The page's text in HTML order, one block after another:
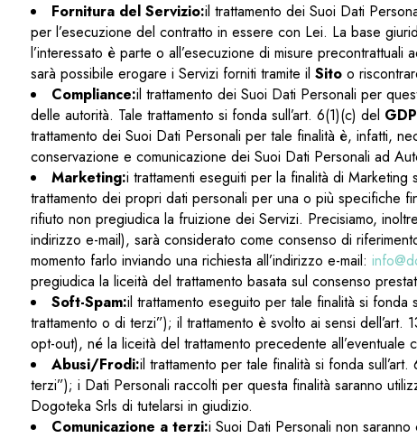
Fornitura del Servizio:il trattamento dei Suoi Dati
per l’esecuzione del contratto in essere con Lei. La base
l’interessato è parte o all’esecuzione di misure
sarà possibile erogare i Servizi forniti tramite il Sitoo
Compliance:il trattamento dei Suoi Dati Personali per
delle autorità. Tale trattamento si fonda sull’art. 6(1)(c) del
trattamento dei Suoi Dati Personali per tale finalità è, infatti,
conservazione e comunicazione dei Suoi Dati Personali ad
Marketing:i trattamenti eseguiti per la finalità di
trattamento dei propri dati personali per una o più specifiche
rifiuto non pregiudica la fruizione dei Servizi. Precisiamo,
indirizzo e-mail), sarà considerato come consenso di
momento farlo inviando una richiesta all’indirizzo e-mail:
pregiudica la liceità del trattamento basata sul consenso
Soft-Spam:il trattamento eseguito per tale finalità si fonda
trattamento o di terzi”); il trattamento è svolto ai sensi
opt-out), né la liceità del trattamento precedente all’eventuale
Abusi/Frodi:il trattamento per tale finalità si fonda sull’art.
terzi”); i Dati Personali raccolti per questa finalità saranno
Dogoteka Srls di tutelarsi in giudizio.
Comunicazione a terzi:i Suoi Dati Personali non saranno